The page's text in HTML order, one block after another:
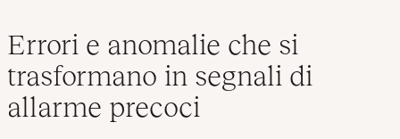
Errori e anomalie che si
trasformano in segnali di
allarme precoci